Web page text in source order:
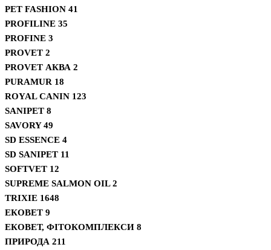
PET FASHION 41
PROFILINE 35
PROFINE 3
PROVET 2
PROVET АКВА 2
PURAMUR 18
ROYAL CANIN 123
SANIPET 8
SAVORY49
SD ESSENCE 4
SD SANIPET 11
SOFTVET 12
SUPREME SALMON OIL2
TRIXIE 1648
ЕКОВЕТ 9
ЕКОВЕТ, ФІТОКОМПЛЕКСИ 8
ПРИРОДА 211